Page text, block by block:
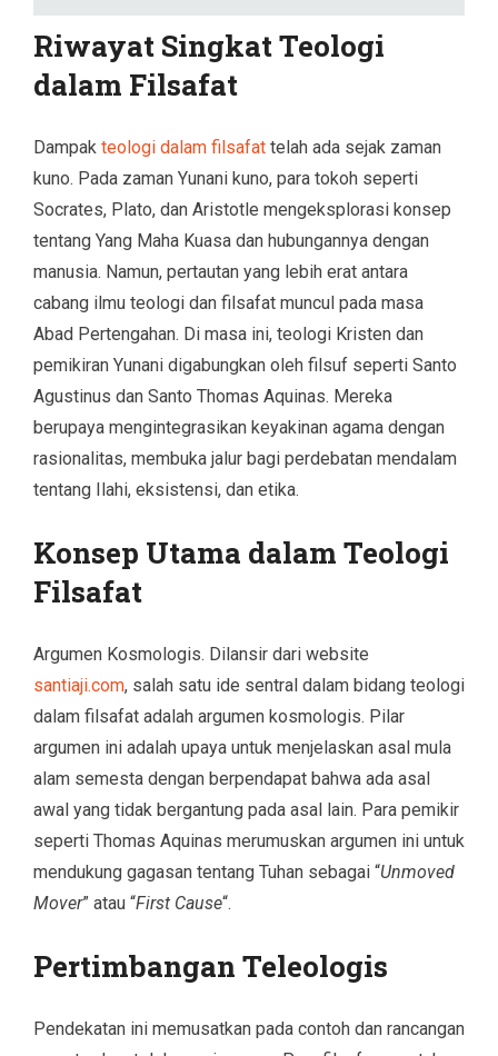
Riwayat Singkat Teologi
dalam Filsafat
Dampak teologi dalam filsafat telah ada sejak zaman
kuno. Pada zaman Yunani kuno, para tokoh seperti
Socrates, Plato, dan Aristotle mengeksplorasi konsep
tentang Yang Maha Kuasa dan hubungannya dengan
manusia. Namun, pertautan yang lebih erat antara
cabang ilmu teologi dan filsafat muncul pada masa
Abad Pertengahan. Di masa ini, teologi Kristen dan
pemikiran Yunani digabungkan oleh filsuf seperti Santo
Agustinus dan Santo Thomas Aquinas. Mereka
berupaya mengintegrasikan keyakinan agama dengan
rasionalitas, membuka jalur bagi perdebatan mendalam
tentang Ilahi, eksistensi, dan etika.
Konsep Utama dalam Teologi
Filsafat
Argumen Kosmologis. Dilansir dari website
santiaji.com, salah satu ide sentral dalam bidang teologi
dalam filsafat adalah argumen kosmologis. Pilar
argumen ini adalah upaya untuk menjelaskan asal mula
alam semesta dengan berpendapat bahwa ada asal
awal yang tidak bergantung pada asal lain. Para pemikir
seperti Thomas Aquinas merumuskan argumen ini untuk
mendukung gagasan tentang Tuhan sebagai “Unmoved
Mover” atau “First Cause“.
Pertimbangan Teleologis
Pendekatan ini memusatkan pada contoh dan rancangan